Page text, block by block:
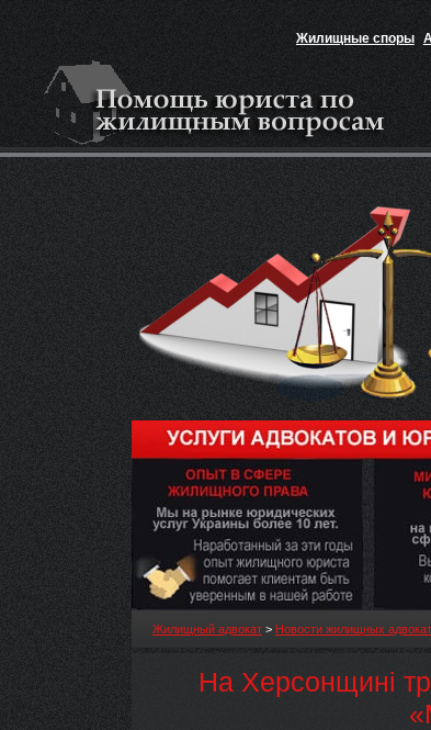
Жилищные споры
Жилищный адвокат > Новости жилищных
На Херсонщині